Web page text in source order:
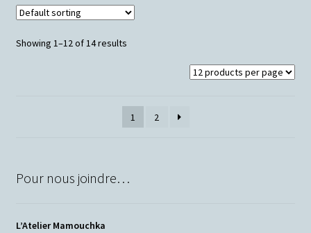
Showing 1–12 of 14 results
1 2
Pour nous joindre…
L’Atelier Mamouchka